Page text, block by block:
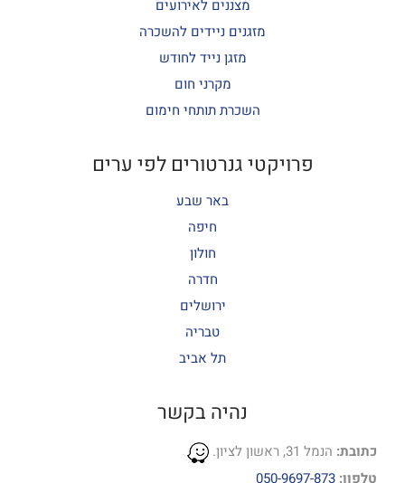
מצננים לאירועים
מזגנים ניידים להשכרה
מזגן נייד לחודש
מקרני חום
השכרת תותחי חימום
פרויקטי גנרטורים לפי ערים
באר שבע
חיפה
חולון
חדרה
ירושלים
טבריה
תל אביב
נהיה בקשר
כתובת: הנמל 31, ראשון לציון.
טלפון: 050-9697-873